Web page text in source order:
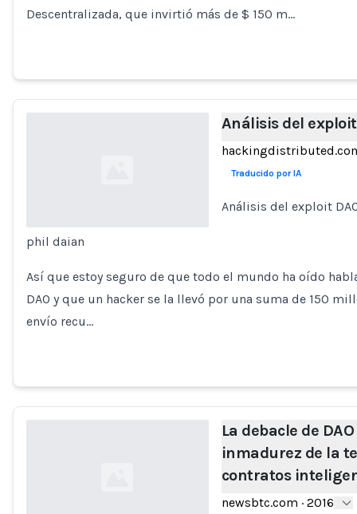
Descentralizada, que invirtió más de $ 150 m…
Análisis del exploit
Traducido por IA
Análisis del exploit
phil daian
Así que estoy seguro de que todo el mundo ha oído
DAO y que un hacker se la llevó por una suma de 150
envío recu…
La debacle de
inmadurez de la
contratos
newsbtc.com · 2016